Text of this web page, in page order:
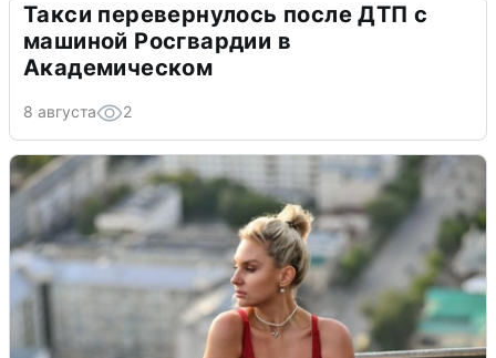
Такси перевернулось после ДТП с
машиной Росгвардии в
Академическом
8 августа 2